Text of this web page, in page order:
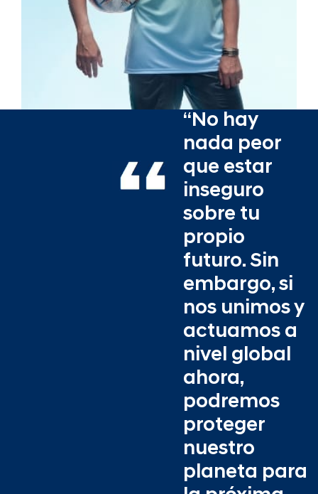
“No hay
nada peor
que estar
inseguro
sobre tu
propio
futuro. Sin
embargo, si
nos unimos y
actuamos a
nivel global
ahora,
podremos
proteger
nuestro
planeta para